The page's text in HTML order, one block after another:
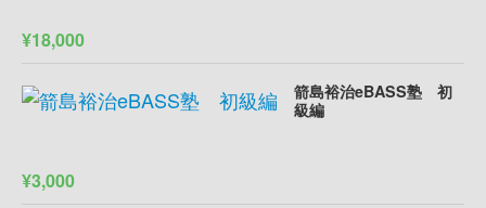
¥18,000
箭島裕治eBASS塾 初
級編
¥3,000